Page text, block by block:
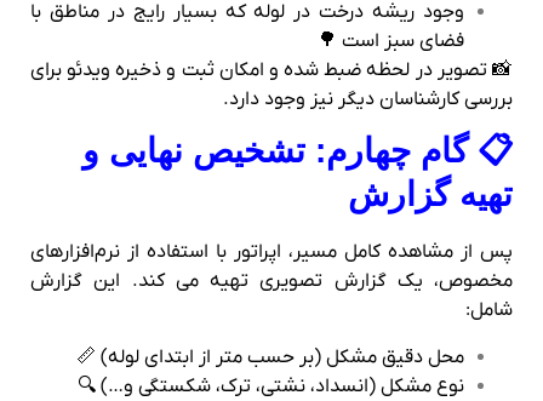
وجود ریشه درخت در لوله که بسیار رایج در مناطق با
فضای سبز است 🌳
📸 تصویر در لحظه ضبط شده و امکان ثبت و ذخیره ویدئو برای
بررسی کارشناسان دیگر نیز وجود دارد.
📋 گام چهارم: تشخیص نهایی و
تهیه گزارش
پس از مشاهده کامل مسیر، اپراتور با استفاده از نرم‌افزارهای
مخصوص، یک گزارش تصویری تهیه می‌ کند. این گزارش
شامل:
محل دقیق مشکل (بر حسب متر از ابتدای لوله) 📏
نوع مشکل (انسداد، نشتی، ترک، شکستگی و…) 🔍